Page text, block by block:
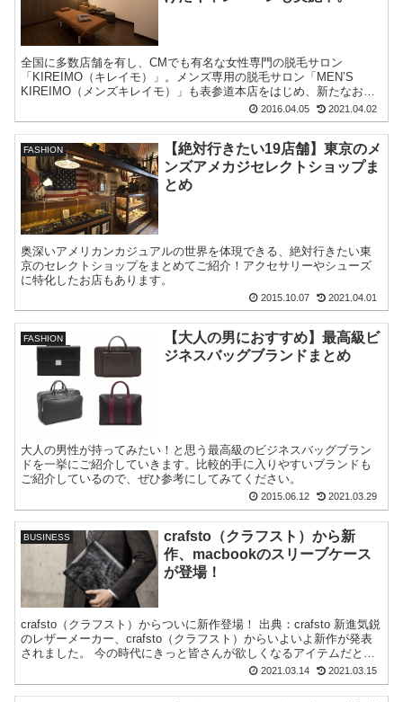
全国に多数店舗を有し、CMでも有名な女性専門の脱毛サロン
「KIREIMO（キレイモ）」。メンズ専用の脱毛サロン「MEN’S
KIREIMO（メンズキレイモ）」も表参道本店をはじめ、新たなお店
2016.04.05 2021.04.02
FASHION
【絶対行きたい19店舗】東京のメ
ンズアメカジセレクトショップま
とめ
奥深いアメリカンカジュアルの世界を体現できる、絶対行きたい東
京のセレクトショップをまとめてご紹介！アクセサリーやシューズ
に特化したお店もあります。
2015.10.07 2021.04.01
FASHION
【大人の男におすすめ】最高級ビ
ジネスバッグブランドまとめ
大人の男性が持ってみたい！と思う最高級のビジネスバッグブラン
ドを一挙にご紹介していきます。比較的手に入りやすいブランドも
ご紹介しているので、ぜひ参考にしてみてください。
2015.06.12 2021.03.29
BUSINESS
crafsto（クラフスト）から新
作、macbookのスリーブケース
が登場！
crafsto（クラフスト）からついに新作登場！ 出典：crafsto 新進気鋭
のレザーメーカー、crafsto（クラフスト）からいよいよ新作が発表
されました。 今の時代にきっと皆さんが欲しくなるアイテムだと思
2021.03.14 2021.03.15